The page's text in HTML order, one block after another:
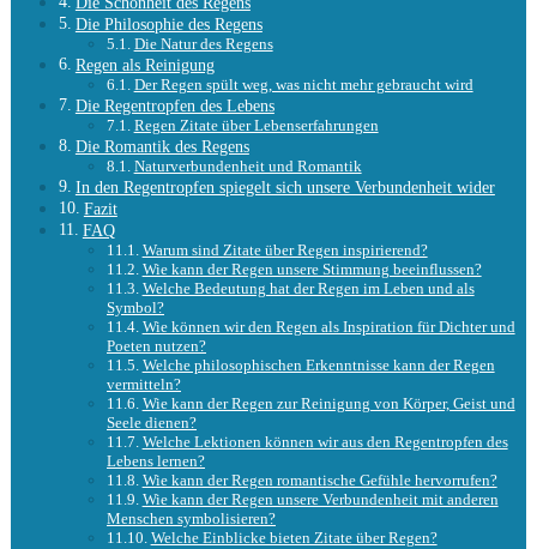
Die Philosophie des Regens
Die Natur des Regens
Regen als Reinigung
Der Regen spült weg, was nicht mehr gebraucht wird
Die Regentropfen des Lebens
Regen Zitate über Lebenserfahrungen
Die Romantik des Regens
Naturverbundenheit und Romantik
In den Regentropfen spiegelt sich unsere Verbundenheit wider
Fazit
FAQ
Warum sind Zitate über Regen inspirierend?
Wie kann der Regen unsere Stimmung beeinflussen?
Welche Bedeutung hat der Regen im Leben und als
Symbol?
Wie können wir den Regen als Inspiration für Dichter und
Poeten nutzen?
Welche philosophischen Erkenntnisse kann der Regen
vermitteln?
Wie kann der Regen zur Reinigung von Körper, Geist und
Seele dienen?
Welche Lektionen können wir aus den Regentropfen des
Lebens lernen?
Wie kann der Regen romantische Gefühle hervorrufen?
Wie kann der Regen unsere Verbundenheit mit anderen
Menschen symbolisieren?
Welche Einblicke bieten Zitate über Regen?